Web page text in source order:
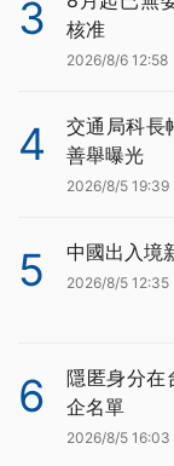
3
核准
2026/8/6 12:58
4
交通局科長
善舉曝光
2026/8/5 19:39
5 中國出入境
2026/8/5 12:35
6
隱匿身分在
企名單
2026/8/5 16:03